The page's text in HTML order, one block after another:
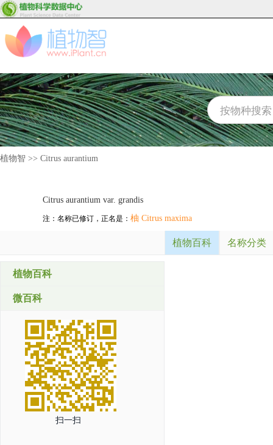
植物智 >> Citrus aurantium
Citrus aurantium var. grandis
注：名称已修订，正名是： 柚 Citrus maxima
植物百科 名称分类
植物百科
微百科
扫一扫